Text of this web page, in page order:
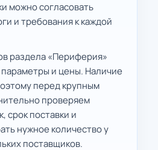
можно согласовать
и требования к каждой
раздела «Периферия»
и цены. Наличие
перед крупным
проверяем
срок поставки и
нужное количество у
поставщиков.